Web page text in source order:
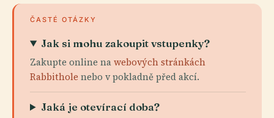
ČASTÉ OTÁZKY
Jak si mohu zakoupit vstupenky?
Zakupte online nawebových stránkách
Rabbithole nebo v pokladně před akcí.
Jaká je otevírací doba?